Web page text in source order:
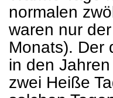
normalen
waren nur
Monats). Der
in den
zwei Heiße